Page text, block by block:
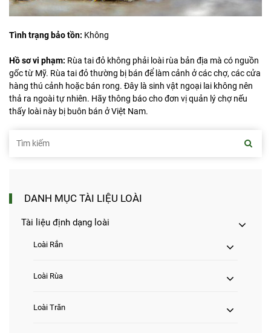
Tình trạng bảo tồn: Không
Hồ sơ vi phạm: Rùa tai đỏ không phải loài rùa bản địa mà có nguồn
gốc từ Mỹ. Rùa tai đỏ thường bị bán để làm cảnh ở các chợ, các cửa
hàng thú cảnh hoặc bán rong. Đây là sinh vật ngoại lai không nên
thả ra ngoài tự nhiên. Hãy thông báo cho đơn vị quản lý chợ nếu
thấy loài này bị buôn bán ở Việt Nam.
DANH MỤC TÀI LIỆU LOÀI
Tài liệu định dạng loài
Loài Rắn
Loài Rùa
Loài Trăn